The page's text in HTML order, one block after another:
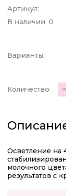
Артикул:
В наличии: 0
Варианты:
Количество:
Осветление на
молочного
результатов с